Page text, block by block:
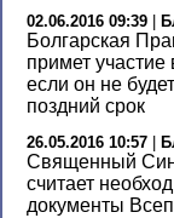
02.06.2016 09:39 |
Болгарская
примет
если он не
поздний срок
26.05.2016 10:57
Священный
считает
документы